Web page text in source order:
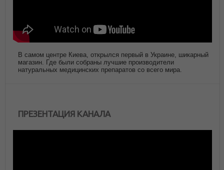
В самом центре Киева, открылся первый в Украине, шикарный
магазин. Где были собраны лучшие производители
натуральных медицинских препаратов со всего мира.
ПРЕЗЕНТАЦИЯ КАНАЛА